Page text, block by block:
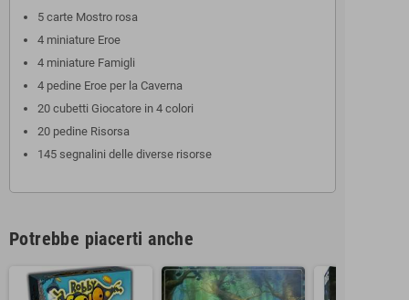
5 carte Mostro rosa
4 miniature Eroe
4 miniature Famigli
4 pedine Eroe per la Caverna
20 cubetti Giocatore in 4 colori
20 pedine Risorsa
145 segnalini delle diverse risorse
Potrebbe piacerti anche